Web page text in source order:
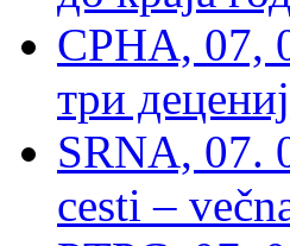
СРНА, 07,
три
SRNA, 07.
cesti –